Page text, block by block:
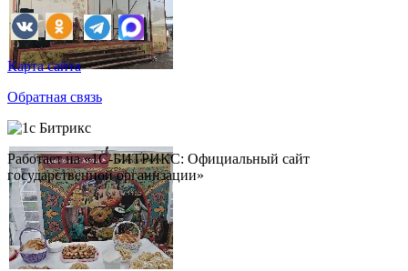
Карта сайта
Обратная связь
Работает на «1С-БИТРИКС: Официальный сайт
государственной организации»